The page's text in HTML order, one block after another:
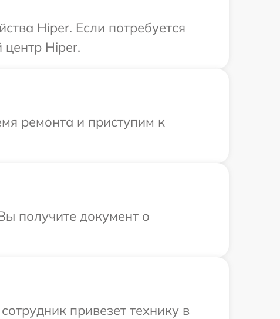
Hiper. Если потребуется
Hiper.
ремонта и приступим к
получите документ о
привезет технику в